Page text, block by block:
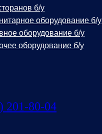
201-80-04
б/у
оборудование б/у
оборудование б/у
оборудование б/у